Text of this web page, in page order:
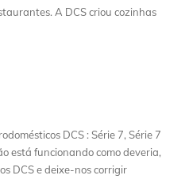
A DCS criou cozinhas
DCS : Série 7, Série 7
está funcionando como deveria,
DCS e deixe-nos corrigir